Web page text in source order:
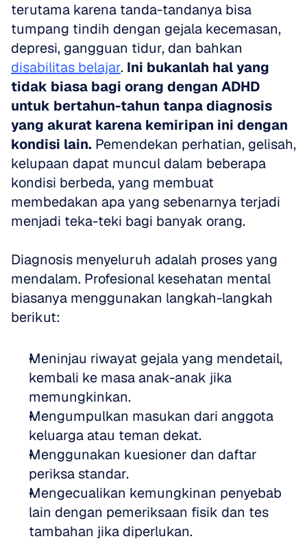
terutama karena tanda-tandanya bisa
tumpang tindih dengan gejala kecemasan,
disabilitas belajar. Ini bukanlah hal yang
tidak biasa bagi orang dengan ADHD
untuk bertahun-tahun tanpa diagnosis
yang akurat karena kemiripan ini dengan
kondisi lain. Pemendekan perhatian, gelisah,
kelupaan dapat muncul dalam beberapa
kondisi berbeda, yang membuat
membedakan apa yang sebenarnya terjadi
menjadi teka-teki bagi banyak orang.
Diagnosis menyeluruh adalah proses yang
mendalam. Profesional kesehatan mental
biasanya menggunakan langkah-langkah
berikut:
Meninjau riwayat gejala yang mendetail,
kembali ke masa anak-anak jika
memungkinkan.
Mengumpulkan masukan dari anggota
keluarga atau teman dekat.
Menggunakan kuesioner dan daftar
periksa standar.
Mengecualikan kemungkinan penyebab
lain dengan pemeriksaan fisik dan tes
tambahan jika diperlukan.